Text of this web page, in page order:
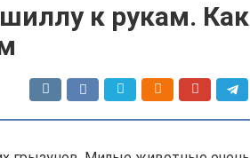
к рукам. Как